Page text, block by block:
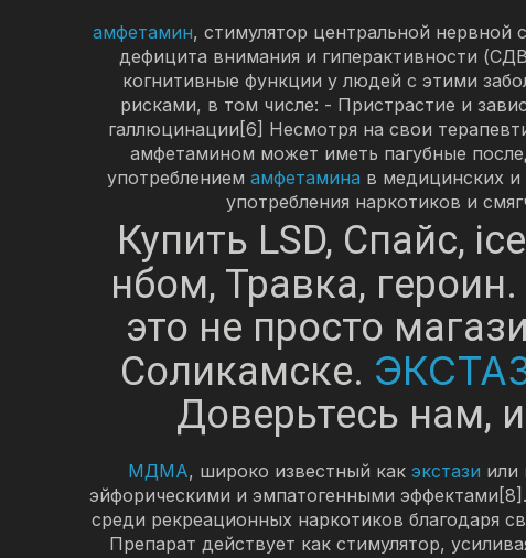
амфетамин, стимулятор центральной нервной
дефицита внимания и гиперактивности
когнитивные функции у людей с этими
рисками, в том числе: - Пристрастие и
галлюцинации[6] Несмотря на свои
амфетамином может иметь пагубные
употреблением амфетамина в медицинских и
употребления наркотиков и
Купить LSD, Спайс,
нбом, Травка,
это не просто
Соликамске.
Доверьтесь нам,
МДМА, широко известный как экстази или
эйфорическими и эмпатогенными
среди рекреационных наркотиков благодаря
Препарат действует как стимулятор,